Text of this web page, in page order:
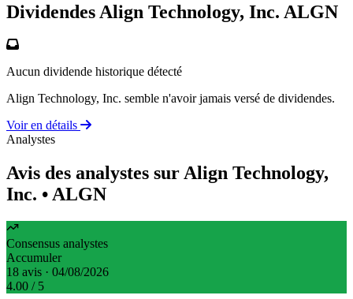
Dividendes Align Technology, Inc. ALGN
Aucun dividende historique détecté
Align Technology, Inc. semble n'avoir jamais versé de dividendes.
Voir en détails
Analystes
Avis des analystes sur Align Technology,
Inc. • ALGN
Consensus analystes
Accumuler
18 avis · 04/08/2026
4.00 / 5